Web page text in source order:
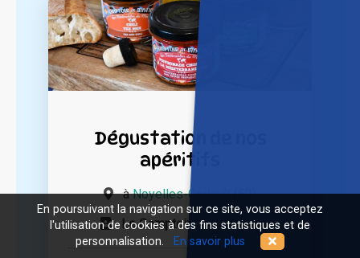
Dégustation de nos
apéritifs
àNoyelles-Godault (62)
Le Comptoir de Mathilde
En poursuivant la navigation sur ce site, vous acceptez
l'utilisation de cookies à des fins statistiques et de
personnalisation.
En savoir plus